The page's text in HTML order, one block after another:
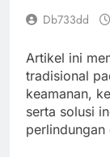
Db733dd
Artikel ini
tradisional
keamanan,
serta solusi
perlindungan